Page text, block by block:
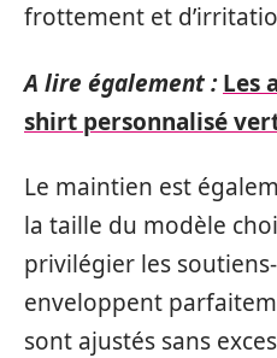
frottement et
A lire également : Les
shirt personnalisé
Le maintien est
la taille du modèle
privilégier les
enveloppent
sont ajustés sans